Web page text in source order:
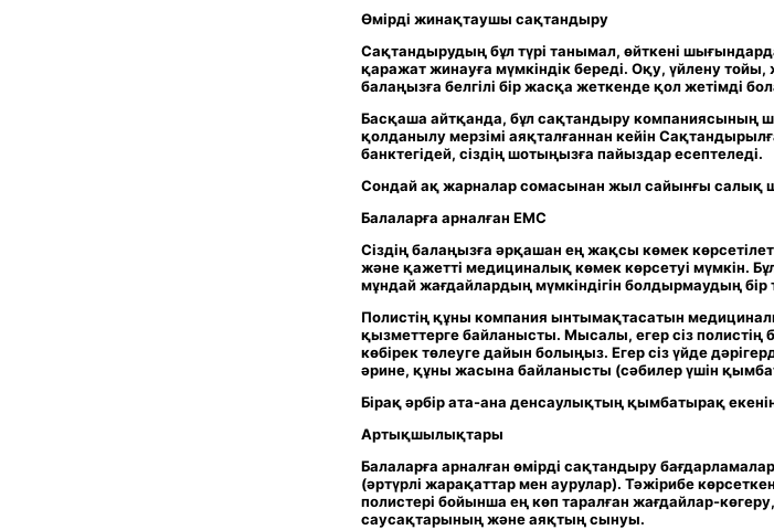
Өмірді жинақтаушы сақтандыру
Сақтандырудың бұл түрі танымал, өйткені
қаражат жинауға мүмкіндік береді. Оқу, үйлену тойы,
балаңызға белгілі бір жасқа жеткенде қол жетімді
Басқаша айтқанда, бұл сақтандыру компаниясының
қолданылу мерзімі аяқталғаннан кейін
банктегідей, сіздің шотыңызға пайыздар есептеледі.
Сондай ақ жарналар сомасынан жыл сайынғы салық
Балаларға арналған ЕМС
Сіздің балаңызға әрқашан ең жақсы көмек
және қажетті медициналық көмек көрсетуі мүмкін.
мұндай жағдайлардың мүмкіндігін болдырмаудың бір
Полистіңқұны компания ынтымақтасатын
қызметтерге байланысты. Мысалы, егер сіз полистің
көбірек төлеуге дайын болыңыз. Егер сіз үйде
әрине, құны жасына байланысты (сәбилер үшін
Бірақ әрбір ата-ана денсаулықтың қымбатырақ екенін
Артықшылықтары
Балаларға арналған өмірді сақтандыру
(әртүрлі жарақаттар мен аурулар). Тәжірибе
полистері бойынша ең көп таралған жағдайлар-
саусақтарының және аяқтың сынуы.